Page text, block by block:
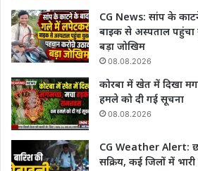
CG News: सांप के
बाइक से अस्पताल पहुंचा
बड़ा जोखिम
08.08.2026
कोरबा में खेत में दिखा
हमले को दी गई सूचना
08.08.2026
CG Weather Alert:
सक्रिय, कई जिलों में